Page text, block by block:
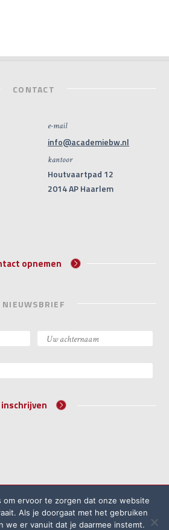
CONTACT
e-mail
info@academiebw.nl
kantoor
Houtvaartpad 12
2014 AP Haarlem
opnemen
NIEUWSBRIEF
inschrijven
Klachtenprocedure
om ervoor te zorgen dat onze website
Als je doorgaat met het gebruiken
we er vanuit dat je daarmee instemt.